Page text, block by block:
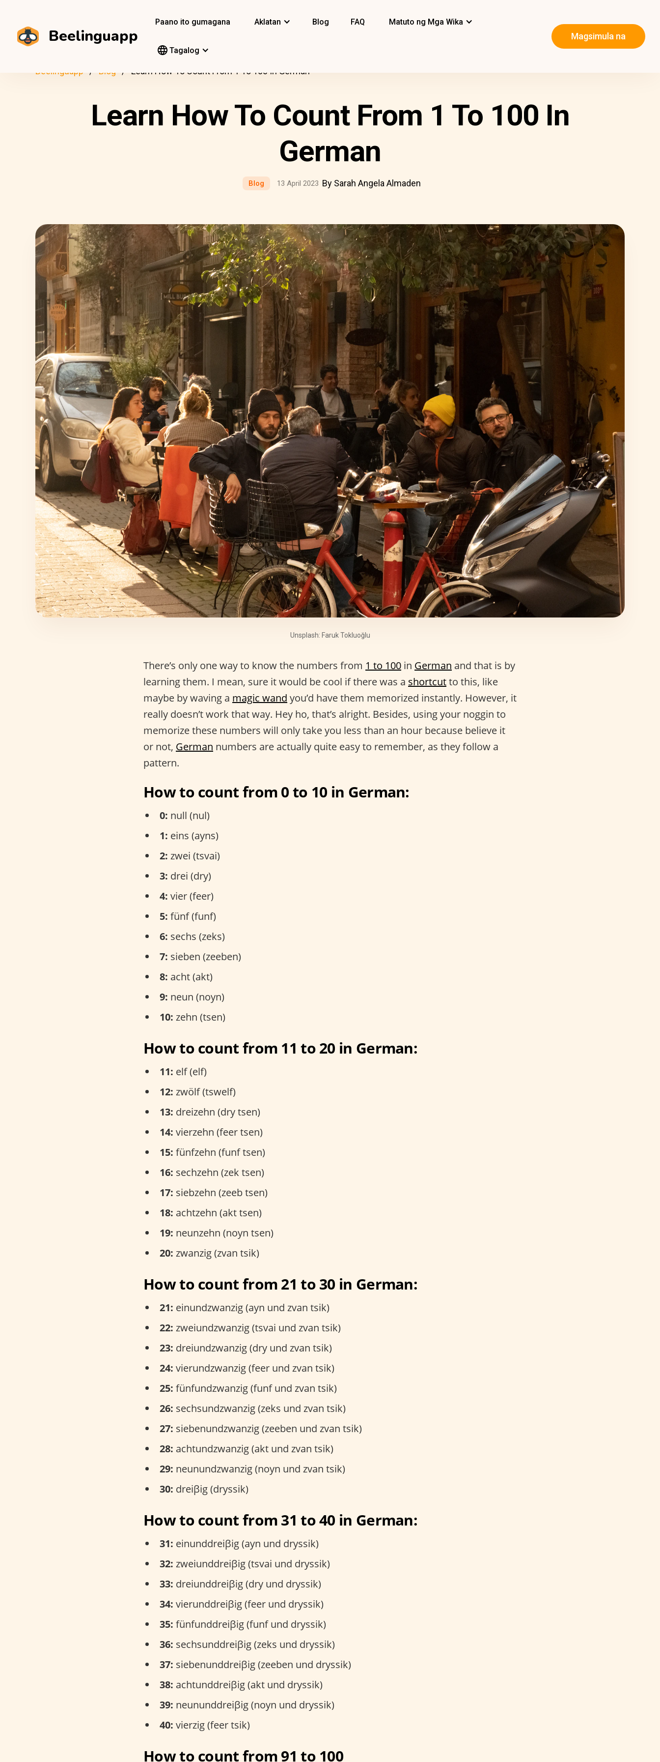
Beelinguapp
Paano ito gumagana Aklatan Blog FAQ Matuto ng Mga Wika
Tagalog
Magsimula na
Beelinguapp Blog Learn How To Count From 1 To 100 In German
Learn How To Count From 1 To 100 In
German
Blog 13 April 2023 By Sarah Angela Almaden
Unsplash: Faruk Tokluoğlu
There’s only one way to know the numbers from 1 to 100 in German and that is by
learning them. I mean, sure it would be cool if there was a shortcutto this, like
maybe by waving a magic wand you’d have them memorized instantly. However, it
really doesn’t work that way. Hey ho, that’s alright. Besides, using your noggin to
memorize these numbers will only take you less than an hour because believe it
or not, German numbers are actually quite easy to remember, as they follow a
pattern.
How to count from 0 to 10 in German:
0: null (nul)
1: eins (ayns)
2: zwei (tsvai)
3: drei (dry)
4: vier (feer)
5: fünf (funf)
6: sechs (zeks)
7: sieben (zeeben)
8: acht (akt)
9: neun (noyn)
10: zehn (tsen)
How to count from 11 to 20 in German:
11: elf (elf)
12: zwölf (tswelf)
13: dreizehn (dry tsen)
14: vierzehn (feer tsen)
15: fünfzehn (funf tsen)
16: sechzehn (zek tsen)
17: siebzehn (zeeb tsen)
18: achtzehn (akt tsen)
19: neunzehn (noyn tsen)
20: zwanzig (zvan tsik)
How to count from 21 to 30 in German:
21: einundzwanzig (ayn und zvan tsik)
22: zweiundzwanzig (tsvai und zvan tsik)
23: dreiundzwanzig (dry und zvan tsik)
24: vierundzwanzig (feer und zvan tsik)
25: fünfundzwanzig (funf und zvan tsik)
26: sechsundzwanzig (zeks und zvan tsik)
27: siebenundzwanzig (zeeben und zvan tsik)
28: achtundzwanzig (akt und zvan tsik)
29: neunundzwanzig (noyn und zvan tsik)
30: dreiβig (dryssik)
How to count from 31 to 40 in German:
31: einunddreiβig (ayn und dryssik)
32: zweiunddreiβig (tsvai und dryssik)
33: dreiunddreiβig (dry und dryssik)
34: vierunddreiβig (feer und dryssik)
35: fünfunddreiβig (funf und dryssik)
36: sechsunddreiβig (zeks und dryssik)
37: siebenunddreiβig (zeeben und dryssik)
38: achtunddreiβig (akt und dryssik)
39: neununddreiβig (noyn und dryssik)
40: vierzig (feer tsik)
How to count from 91 to 100